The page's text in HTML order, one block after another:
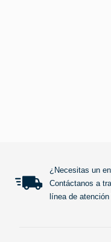
¿Necesitas un
Contáctanos a
línea de